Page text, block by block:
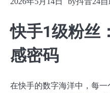
快手1级粉丝
感密码
在快手的数字海洋中，每一